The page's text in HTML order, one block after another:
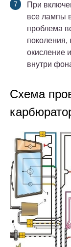
При
все лампы
проблема
поколения,
окисление
внутри
Схема